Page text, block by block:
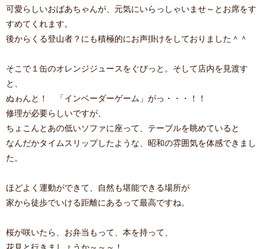
可愛らしいおばあちゃんが、元気にいらっしゃいませ～とお席をす
すめてくれます。
後からくる登山者？にも積極的にお声掛けをしておりました＾＾
そこで１缶のオレンジジュースをぐびっと。そして店内を見渡す
と、
ぬゎんと！ 「インベーダーゲーム」がっ・・・！！
修理が必要らしいですが、
ちょこんとあの低いソファに座って、テーブルを眺めていると
なんだかタイムスリップしたような、昭和の雰囲気を体感できまし
た。
ほどよく運動ができて、自然も堪能できる場所が
家から徒歩でいける距離にあるって最高ですね。
桜が咲いたら、お弁当もって、本を持って、